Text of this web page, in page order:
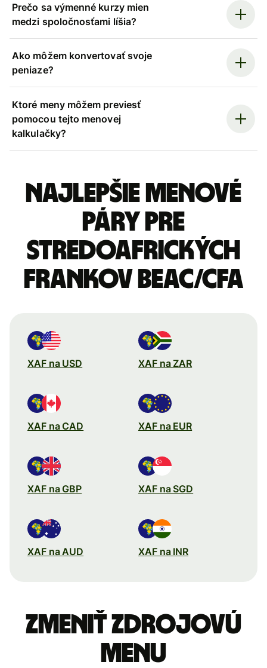
Prečo sa výmenné kurzy mien
medzi spoločnosťami líšia?
Ako môžem konvertovať svoje
peniaze?
Ktoré meny môžem previesť
pomocou tejto menovej
kalkulačky?
Najlepšie menové
páry pre
Stredoafrických
frankov BEAC/CFA
XAF na USD XAF na ZAR
XAF na CAD XAF na EUR
XAF na GBP XAF na SGD
XAF na AUD XAF na INR
Zmeniť zdrojovú
menu